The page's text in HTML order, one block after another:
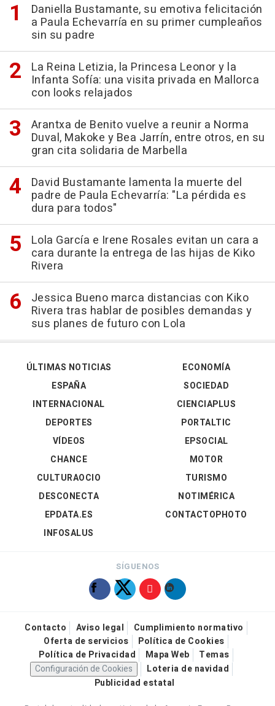
Daniella Bustamante, su emotiva felicitación
a Paula Echevarría en su primer cumpleaños
sin su padre
La Reina Letizia, la Princesa Leonor y la
Infanta Sofía: una visita privada en Mallorca
con looks relajados
Arantxa de Benito vuelve a reunir a Norma
Duval, Makoke y Bea Jarrín, entre otros, en su
gran cita solidaria de Marbella
David Bustamante lamenta la muerte del
padre de Paula Echevarría: "La pérdida es
dura para todos"
Lola García e Irene Rosales evitan un cara a
cara durante la entrega de las hijas de Kiko
Rivera
Jessica Bueno marca distancias con Kiko
Rivera tras hablar de posibles demandas y
sus planes de futuro con Lola
ÚLTIMAS NOTICIAS
ESPAÑA
INTERNACIONAL
DEPORTES
VÍDEOS
ECONOMÍA
SOCIEDAD
CIENCIAPLUS
PORTALTIC
EPSOCIAL
CHANCE
CULTURAOCIO
DESCONECTA
EPDATA.ES
INFOSALUS
MOTOR
TURISMO
NOTIMÉRICA
CONTACTOPHOTO
SÍGUENOS
Contacto Aviso legal
Cumplimiento normativo
Oferta de servicios
Política de Cookies
Política de Privacidad
Mapa Web
Temas
Configuración de Cookies
Loteria de navidad
Publicidad estatal